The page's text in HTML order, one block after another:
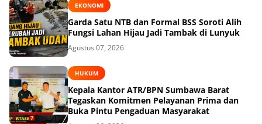
EKONOMI
Garda Satu NTB dan Formal BSS Soroti Alih
Fungsi Lahan Hijau Jadi Tambak di Lunyuk
Agustus 07, 2026
HUKUM
Kepala Kantor ATR/BPN Sumbawa Barat
Tegaskan Komitmen Pelayanan Prima dan
Buka Pintu Pengaduan Masyarakat